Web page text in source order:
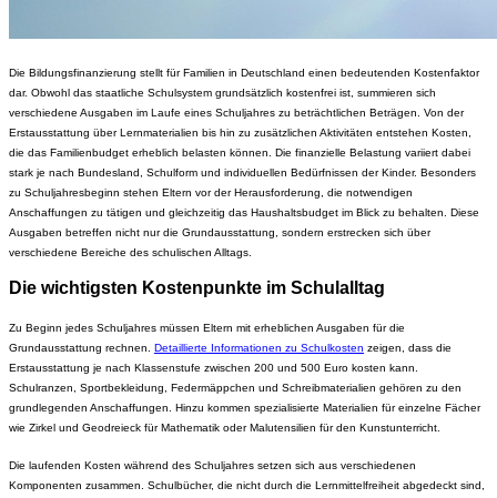
Die Bildungsfinanzierung stellt für Familien in Deutschland einen bedeutenden Kostenfaktor
dar. Obwohl das staatliche Schulsystem grundsätzlich kostenfrei ist, summieren sich
verschiedene Ausgaben im Laufe eines Schuljahres zu beträchtlichen Beträgen. Von der
Erstausstattung über Lernmaterialien bis hin zu zusätzlichen Aktivitäten entstehen Kosten,
die das Familienbudget erheblich belasten können. Die finanzielle Belastung variiert dabei
stark je nach Bundesland, Schulform und individuellen Bedürfnissen der Kinder. Besonders
zu Schuljahresbeginn stehen Eltern vor der Herausforderung, die notwendigen
Anschaffungen zu tätigen und gleichzeitig das Haushaltsbudget im Blick zu behalten. Diese
Ausgaben betreffen nicht nur die Grundausstattung, sondern erstrecken sich über
verschiedene Bereiche des schulischen Alltags.
Die wichtigsten Kostenpunkte im Schulalltag
Zu Beginn jedes Schuljahres müssen Eltern mit erheblichen Ausgaben für die
Grundausstattung rechnen. Detaillierte Informationen zu Schulkosten zeigen, dass die
Erstausstattung je nach Klassenstufe zwischen 200 und 500 Euro kosten kann.
Schulranzen, Sportbekleidung, Federmäppchen und Schreibmaterialien gehören zu den
grundlegenden Anschaffungen. Hinzu kommen spezialisierte Materialien für einzelne Fächer
wie Zirkel und Geodreieck für Mathematik oder Malutensilien für den Kunstunterricht.
Die laufenden Kosten während des Schuljahres setzen sich aus verschiedenen
Komponenten zusammen. Schulbücher, die nicht durch die Lernmittelfreiheit abgedeckt sind,